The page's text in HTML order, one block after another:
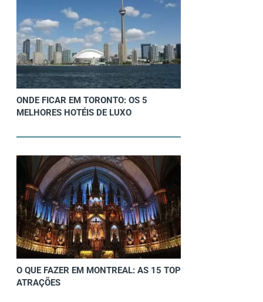
ONDE FICAR EM TORONTO: OS 5
MELHORES HOTÉIS DE LUXO
O QUE FAZER EM MONTREAL: AS 15 TOP
ATRAÇÕES